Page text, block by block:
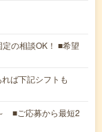
の相談OK！ ■希望
ば下記シフトも
■ご応募から最短2